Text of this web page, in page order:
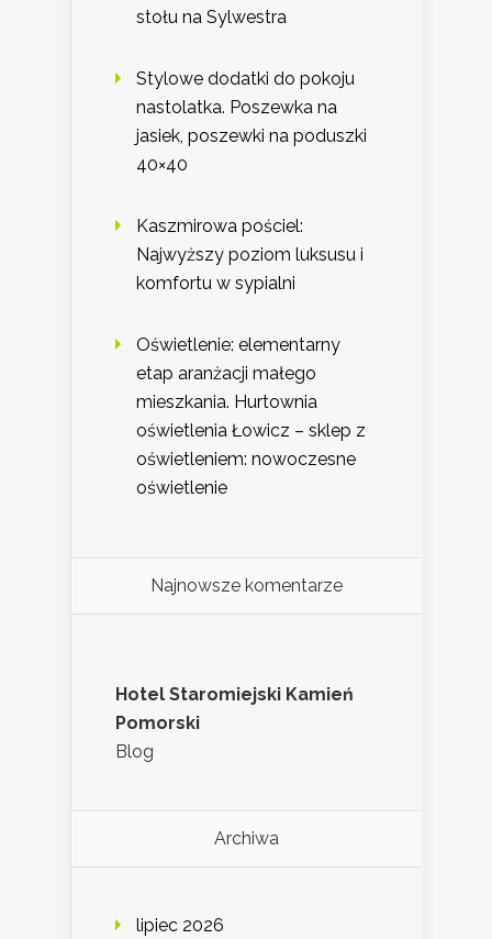
stołu na Sylwestra
Stylowe dodatki do pokoju
nastolatka. Poszewka na
jasiek, poszewki na poduszki
40×40
Kaszmirowa pościel:
Najwyższy poziom luksusu i
komfortu w sypialni
Oświetlenie: elementarny
etap aranżacji małego
mieszkania. Hurtownia
oświetlenia Łowicz – sklep z
oświetleniem: nowoczesne
oświetlenie
Najnowsze komentarze
Hotel Staromiejski Kamień
Pomorski
Blog
Archiwa
lipiec 2026